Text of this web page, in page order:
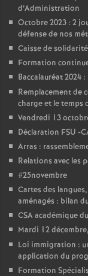
d’Administration
Octobre 2023 : 2
défense de nos
Caisse de solidarité
Formation
Baccalauréat 2024
Remplacement de
charge et le temps
Vendredi 13
Déclaration FSU -
Arras :
Relations avec les
#25novembre
Cartes des
aménagés : bilan
CSA académique
Mardi 12
Loi immigration :
application du
Formation